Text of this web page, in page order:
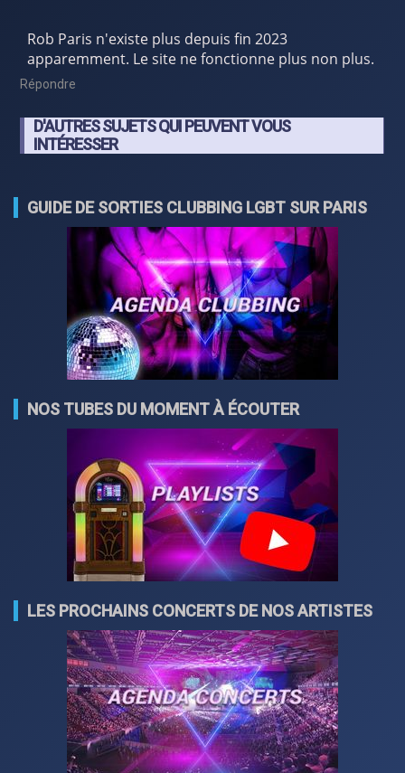
Rob Paris n'existe plus depuis fin 2023
apparemment. Le site ne fonctionne plus non plus.
Répondre
D'AUTRES SUJETS QUI PEUVENT VOUS
INTÉRESSER
GUIDE DE SORTIES CLUBBING LGBT SUR PARIS
NOS TUBES DU MOMENT À ÉCOUTER
LES PROCHAINS CONCERTS DE NOS ARTISTES